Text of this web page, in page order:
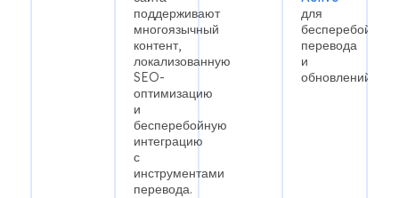
поддерживают
многоязычный
контент,
локализованную
SEO-
оптимизацию
и
бесперебойную
интеграцию
с
инструментами
перевода.
для
бесперебойного
перевода
и
обновлений.